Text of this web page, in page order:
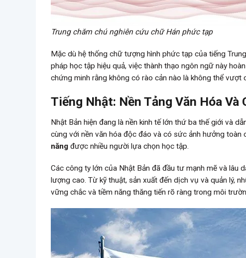
Trung chăm chú nghiên cứu chữ Hán phức tạp
Mặc dù hệ thống chữ tượng hình phức tạp của tiếng
pháp học tập hiệu quả, việc thành thạo ngôn ngữ này
chứng minh rằng không có rào cản nào là không thể vượt
Tiếng Nhật: Nền Tảng Văn Hóa Và
Nhật Bản hiện đang là nền kinh tế lớn thứ ba thế giới và
cùng với nền văn hóa độc đáo và có sức ảnh hưởng
năng được nhiều người lựa chọn học tập.
Các công ty lớn của Nhật Bản đã đầu tư mạnh mẽ và lâu
lượng cao. Từ kỹ thuật, sản xuất đến dịch vụ và quản lý,
vững chắc và tiềm năng thăng tiến rõ ràng trong môi